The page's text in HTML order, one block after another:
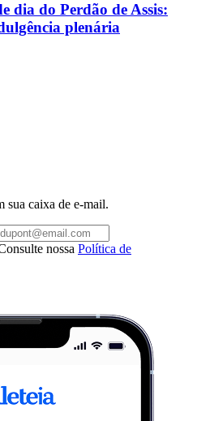
dia do Perdão de Assis:
plenária
sua caixa de e-mail.
nossa Política de